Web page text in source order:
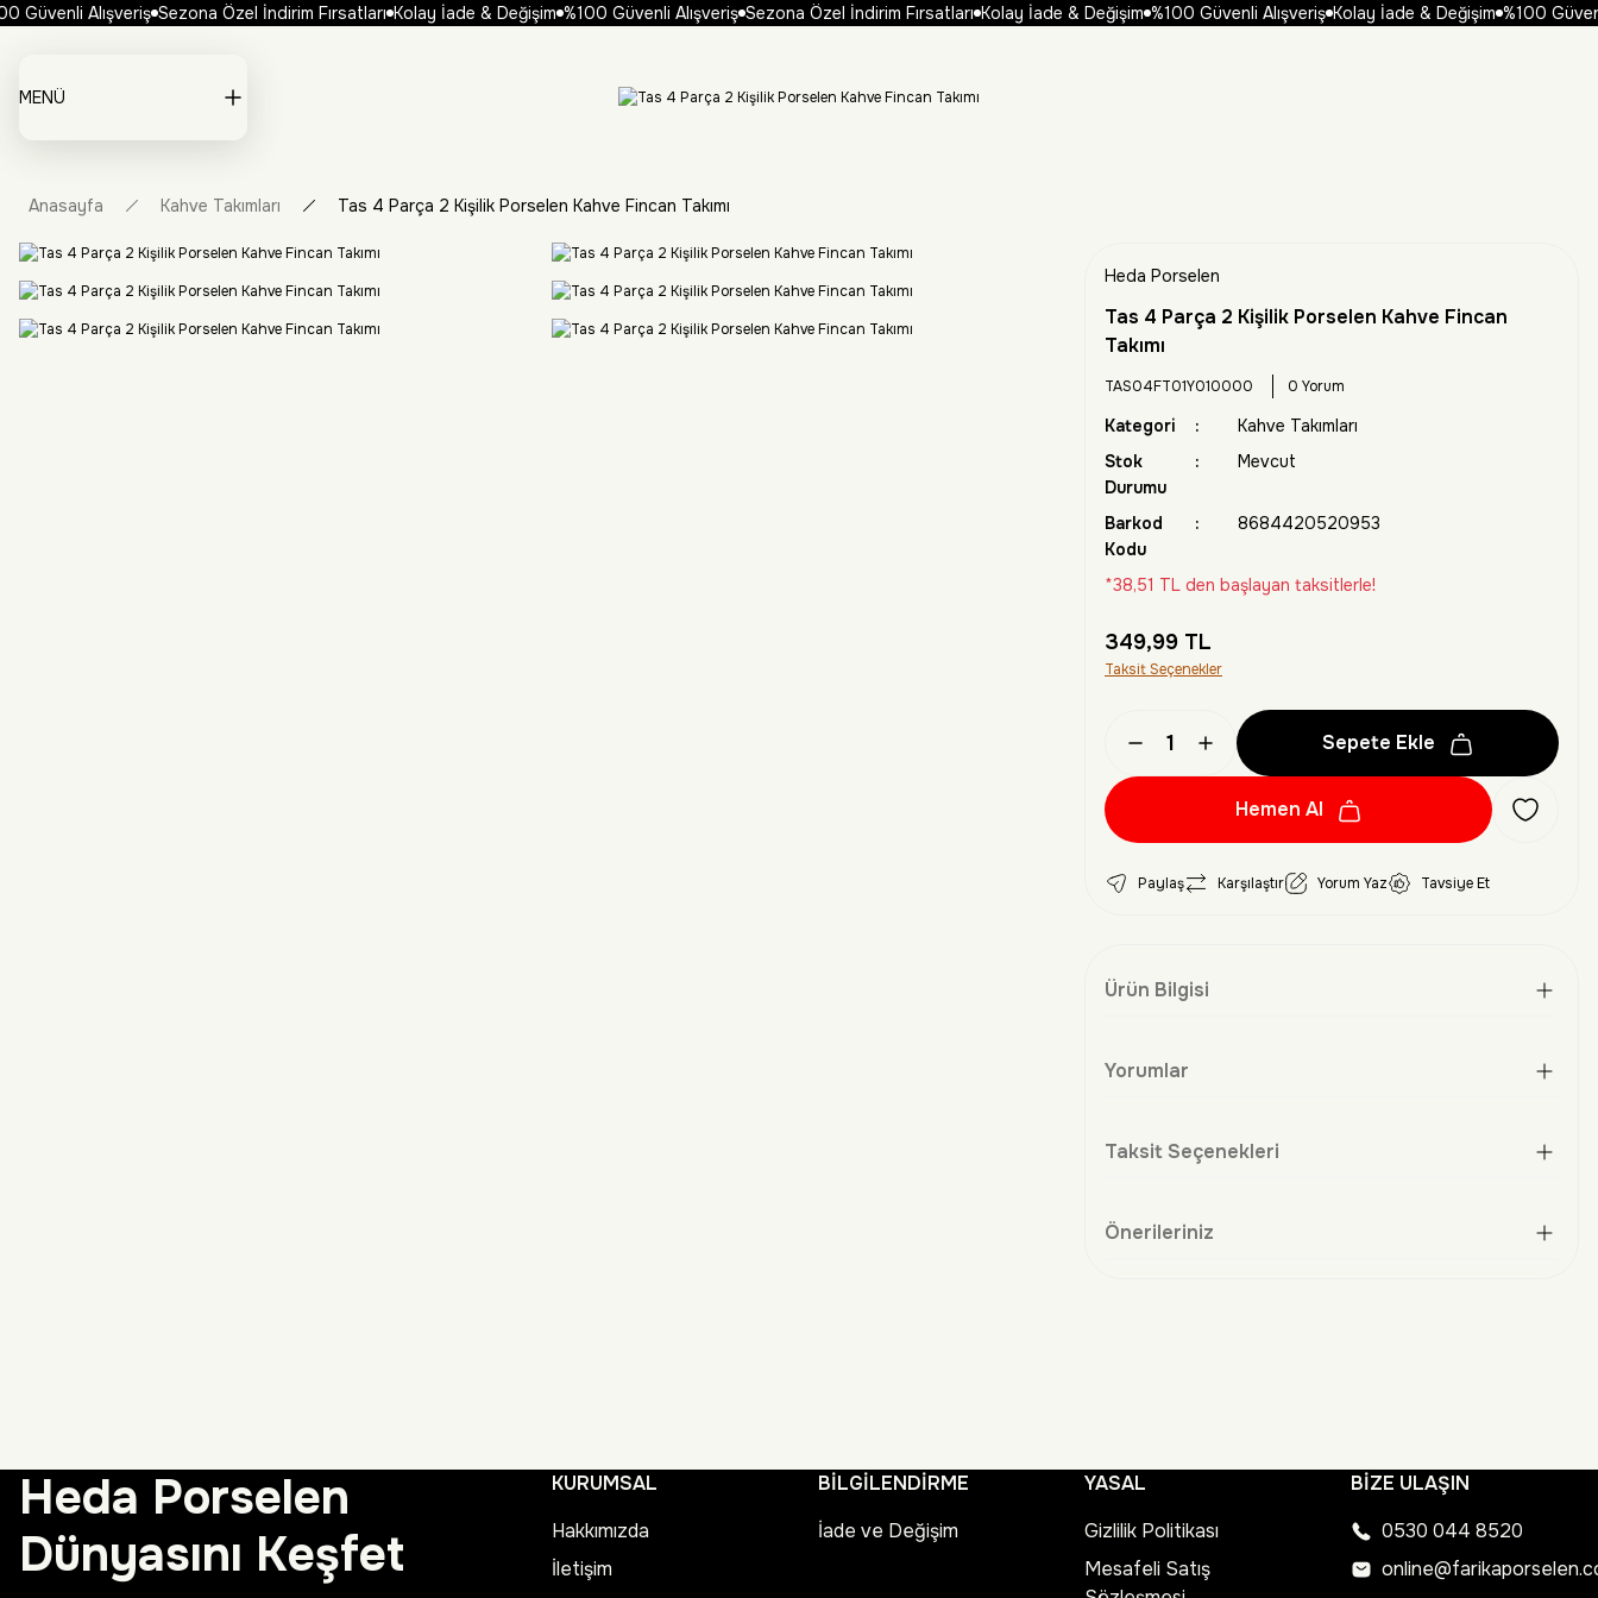
Güvenli Alışveriş Sezona Özel İndirim Fırsatları Kolay İade & Değişim %100 Güvenli Alışveriş Sezona Özel İndirim Fırsatları Kolay İade & Değişim %100 Güvenli Alışveriş Kolay İade & Değişim %100
MENÜ
Anasayfa Kahve Takımları Tas 4 Parça 2 Kişilik Porselen Kahve Fincan Takımı
Heda Porselen
Tas 4 Parça 2 Kişilik Porselen Kahve Fincan
Takımı
TAS04FT01Y010000 0 Yorum
Kategori
Kahve Takımları
Stok
Durumu
Mevcut
Barkod
Kodu
8684420520953
*38,51 TL den başlayan taksitlerle!
349,99 TL
Taksit Seçenekler
Sepete Ekle
Hemen Al
Paylaş Karşılaştır Yorum Yaz Tavsiye Et
Ürün Bilgisi
Yorumlar
Taksit Seçenekleri
Önerileriniz
Heda Porselen
Dünyasını Keşfet
KURUMSAL
Hakkımızda
İletişim
BİLGİLENDİRME
İade ve Değişim
YASAL
Gizlilik Politikası
Mesafeli Satış
BİZE ULAŞIN
0530 044 8520